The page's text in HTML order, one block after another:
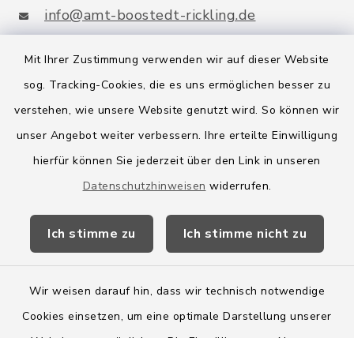
Mit Ihrer Zustimmung verwenden wir auf dieser Website
sog. Tracking-Cookies, die es uns ermöglichen besser zu
verstehen, wie unsere Website genutzt wird. So können wir
unser Angebot weiter verbessern. Ihre erteilte Einwilligung
hierfür können Sie jederzeit über den Link in unseren
Datenschutzhinweisen widerrufen.
Ich stimme zu Ich stimme nicht zu
Wir weisen darauf hin, dass wir technisch notwendige
Cookies einsetzen, um eine optimale Darstellung unserer
info@amt-boostedt-rickling.de
Quicklinks
Amt Boostedt-Rickling
Amtsbroschüre
Wege-Zweckverband